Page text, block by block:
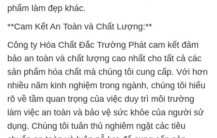
phẩm làm đẹp khác.
**Cam Kết An Toàn và Chất Lượng:**
Công ty Hóa Chất Đắc Trường Phát cam kết đảm
bảo an toàn và chất lượng cao nhất cho tất cả các
sản phẩm hóa chất mà chúng tôi cung cấp. Với hơn
nhiều năm kinh nghiệm trong ngành, chúng tôi hiểu
rõ về tầm quan trọng của việc duy trì môi trường
làm việc an toàn và bảo vệ sức khỏe của người sử
dụng. Chúng tôi tuân thủ nghiêm ngặt các tiêu